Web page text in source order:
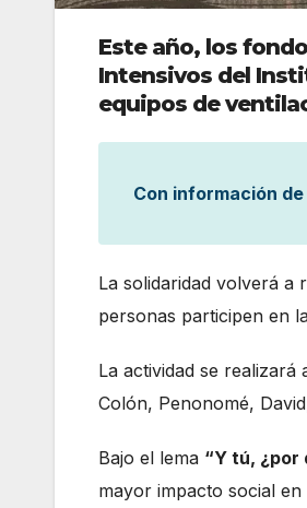
Este año, los
Intensivos del
equipos de
Con información
La solidaridad volverá a
personas participen en
La actividad se
Colón, Penonomé,
Bajo el lema “Y tú, ¿por
mayor impacto social